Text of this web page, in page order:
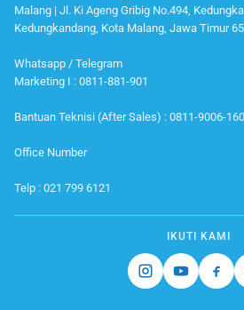
Malang | Jl. Ki Ageng Gribig No.494,
Kedungkandang, Kota Malang, Jawa Timur
Whatsapp / Telegram
Marketing I : 0811-881-901
Bantuan Teknisi (After Sales) : 0811-9006-160
Office Number
Telp : 021 799 6121
IKUTI KAMI
Instagram
Youtube